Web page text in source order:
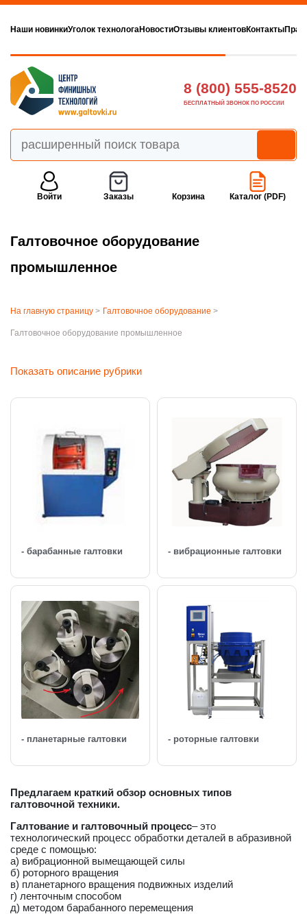
Наши новинкиУголок технологаНовостиОтзывы клиентовКонтакты
8 (800) 555-8520
БЕСПЛАТНЫЙ ЗВОНОК ПО РОССИИ
Войти Заказы Корзина Каталог (PDF)
Галтовочное оборудование
промышленное
На главную страницу > Галтовочное оборудование >
Галтовочное оборудование промышленное
Показать описание рубрики
- барабанные галтовки - вибрационные галтовки
- планетарные галтовки - роторные галтовки
Предлагаем краткий обзор основных типов
галтовочной техники.
Галтование и галтовочный процесс– это
технологический процесс обработки деталей в абразивной
среде с помощью:
а) вибрационной вымещающей силы
б) роторного вращения
в) планетарного вращения подвижных изделий
г) ленточным способом
д) методом барабанного перемещения